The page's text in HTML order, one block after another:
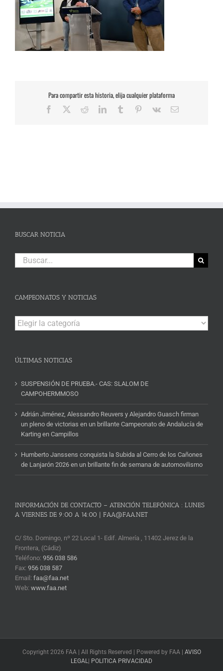
Para compartir esta historia, elija cualquier plataforma
Facebook RedditLinkedInTumblr Pinterest
Vk
Correo
BUSCAR NOTICIA
Buscar:
CAMPEONATOS Y NOTICIAS
Campeonatos
y
ÚLTIMAS NOTICIAS
SUSPENSIÓN DE PRUEBA.- CAS: SLALOM DE
CAMPOHERMMOSO
Adrián Jiménez, Alessandro Reuvers y Alejandro Guasch firman
un pleno de victorias en un brillante Campeonato de Andalucía de
Karting en Campillos
Humberto Janssens conquista la Subida al Cerro de los Cañones
de Lanjarón 2026 en un brillante fin de semana de automovilismo
INFORMACIÓN DE CONTACTO – ATENCIÓN TELEFÓNICA : LUNES
A VIERNES DE 9:00 A 14:00 | FAA@FAA.NET
C/ Sto. Domingo, nº 22 Local 1- Edif. Almería , 11402 Jerez de la
Frontera, (Cádiz)
Teléfono: 956 038 586
Fax: 956 038 587
Email: faa@faa.net
Web: www.faa.net
Copyright 2026 FAA | All Rights Reserved | Powered by FAA | AVISO
LEGAL | POLITICA PRIVACIDAD